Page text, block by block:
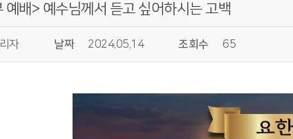
예배> 예수님께서 듣고 싶어하시는 고백
자 날짜 2024.05.14 조회수 65